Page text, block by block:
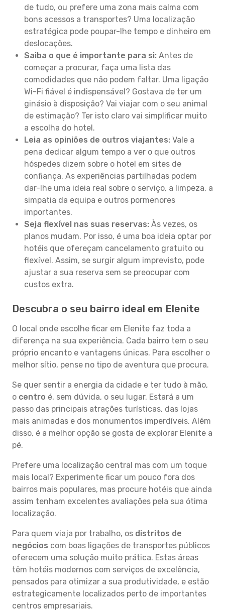
de tudo, ou prefere uma zona mais calma com
bons acessos a transportes? Uma localização
estratégica pode poupar-lhe tempo e dinheiro em
deslocações.
Saiba o que é importante para si: Antes de
começar a procurar, faça uma lista das
comodidades que não podem faltar. Uma ligação
Wi-Fi fiável é indispensável? Gostava de ter um
ginásio à disposição? Vai viajar com o seu animal
de estimação? Ter isto claro vai simplificar muito
a escolha do hotel.
Leia as opiniões de outros viajantes: Vale a
pena dedicar algum tempo a ver o que outros
hóspedes dizem sobre o hotel em sites de
confiança. As experiências partilhadas podem
dar-lhe uma ideia real sobre o serviço, a limpeza, a
simpatia da equipa e outros pormenores
importantes.
Seja flexível nas suas reservas: Às vezes, os
planos mudam. Por isso, é uma boa ideia optar por
hotéis que ofereçam cancelamento gratuito ou
flexível. Assim, se surgir algum imprevisto, pode
ajustar a sua reserva sem se preocupar com
custos extra.
Descubra o seu bairro ideal em Elenite
O local onde escolhe ficar em Elenite faz toda a
diferença na sua experiência. Cada bairro tem o seu
próprio encanto e vantagens únicas. Para escolher o
melhor sítio, pense no tipo de aventura que procura.
Se quer sentir a energia da cidade e ter tudo à mão,
o centro é, sem dúvida, o seu lugar. Estará a um
passo das principais atrações turísticas, das lojas
mais animadas e dos monumentos imperdíveis. Além
disso, é a melhor opção se gosta de explorar Elenite a
pé.
Prefere uma localização central mas com um toque
mais local? Experimente ficar um pouco fora dos
bairros mais populares, mas procure hotéis que ainda
assim tenham excelentes avaliações pela sua ótima
localização.
Para quem viaja por trabalho, os distritos de
negócios com boas ligações de transportes públicos
oferecem uma solução muito prática. Estas áreas
têm hotéis modernos com serviços de excelência,
pensados para otimizar a sua produtividade, e estão
estrategicamente localizados perto de importantes
centros empresariais.